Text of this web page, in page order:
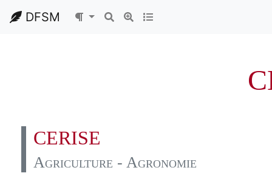
DFSM
CERISE
Agriculture - Agronomie